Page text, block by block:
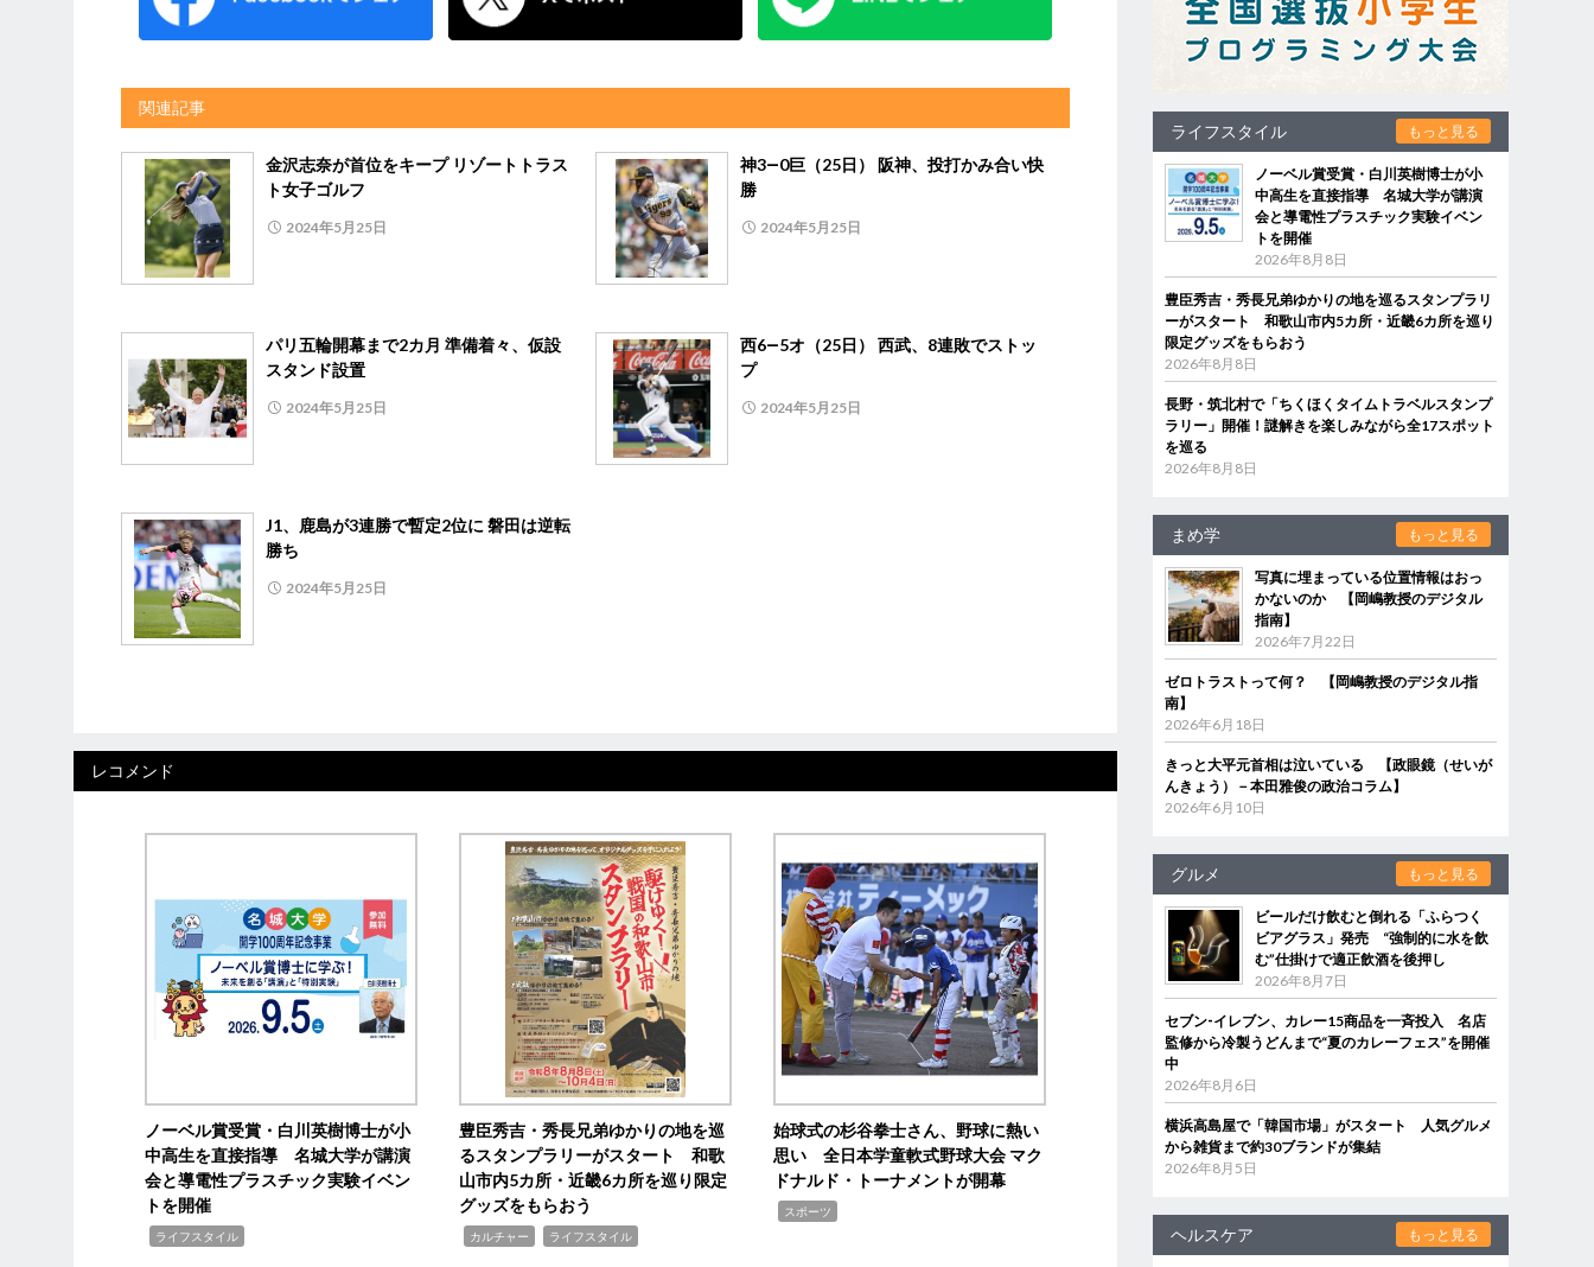
関連記事
金沢志奈が首位をキープ リゾートトラス
ト女子ゴルフ
2024年5月25日
神3―0巨（25日） 阪神、投打かみ合い快
勝
2024年5月25日
パリ五輪開幕まで2カ月 準備着々、仮設
スタンド設置
2024年5月25日
西6―5オ（25日） 西武、8連敗でストッ
プ
2024年5月25日
J1、鹿島が3連勝で暫定2位に 磐田は逆転
勝ち
2024年5月25日
レコメンド
ノーベル賞受賞・白川英樹博士が小
中高生を直接指導 名城大学が講演
会と導電性プラスチック実験イベン
トを開催
ライフスタイル
豊臣秀吉・秀長兄弟ゆかりの地を巡
るスタンプラリーがスタート 和歌
山市内5カ所・近畿6カ所を巡り限定
グッズをもらおう
カルチャー ライフスタイル
始球式の杉谷拳士さん、野球に熱い
思い 全日本学童軟式野球大会 マク
ドナルド・トーナメントが開幕
スポーツ
ライフスタイル もっと見る
ノーベル賞受賞・白川英樹博士が小
中高生を直接指導 名城大学が講演
会と導電性プラスチック実験イベン
トを開催
2026年8月8日
豊臣秀吉・秀長兄弟ゆかりの地を巡るスタンプラリ
ーがスタート 和歌山市内5カ所・近畿6カ所を巡り
限定グッズをもらおう
2026年8月8日
長野・筑北村で「ちくほくタイムトラベルスタンプ
ラリー」開催！謎解きを楽しみながら全17スポット
を巡る
2026年8月8日
まめ学 もっと見る
写真に埋まっている位置情報はおっ
かないのか 【岡嶋教授のデジタル
指南】
2026年7月22日
ゼロトラストって何？ 【岡嶋教授のデジタル指
南】
2026年6月18日
きっと大平元首相は泣いている 【政眼鏡（せいが
んきょう）－本田雅俊の政治コラム】
2026年6月10日
グルメ もっと見る
ビールだけ飲むと倒れる「ふらつく
ビアグラス」発売 “強制的に水を飲
む”仕掛けで適正飲酒を後押し
2026年8月7日
セブン‐イレブン、カレー15商品を一斉投入 名店
監修から冷製うどんまで“夏のカレーフェス”を開催
中
2026年8月6日
横浜高島屋で「韓国市場」がスタート 人気グルメ
から雑貨まで約30ブランドが集結
2026年8月5日
ヘルスケア もっと見る